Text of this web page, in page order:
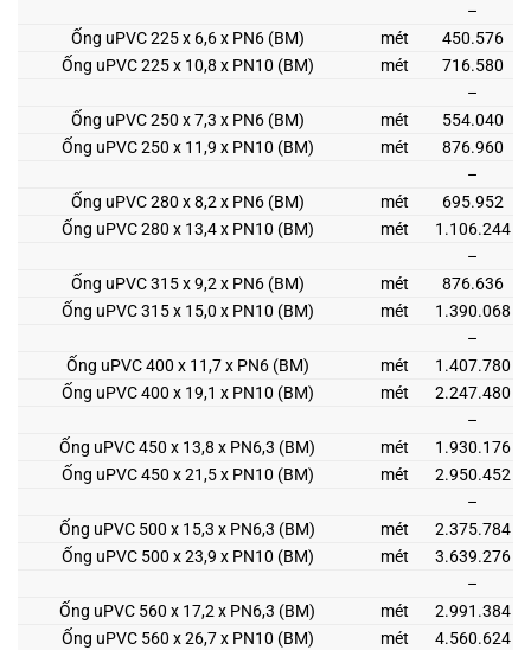
–
Ống uPVC 225 x 6,6 x PN6 (BM)
mét
450.576
Ống uPVC 225 x 10,8 x PN10 (BM)
mét
716.580
–
Ống uPVC 250 x 7,3 x PN6 (BM)
mét
554.040
Ống uPVC 250 x 11,9 x PN10 (BM)
mét
876.960
–
Ống uPVC 280 x 8,2 x PN6 (BM)
mét
695.952
Ống uPVC 280 x 13,4 x PN10 (BM)
mét
1.106.244
–
Ống uPVC 315 x 9,2 x PN6 (BM)
mét
876.636
Ống uPVC 315 x 15,0 x PN10 (BM)
mét
1.390.068
–
Ống uPVC 400 x 11,7 x PN6 (BM)
mét
1.407.780
Ống uPVC 400 x 19,1 x PN10 (BM)
mét
2.247.480
–
Ống uPVC 450 x 13,8 x PN6,3 (BM)
mét
1.930.176
Ống uPVC 450 x 21,5 x PN10 (BM)
mét
2.950.452
–
Ống uPVC 500 x 15,3 x PN6,3 (BM)
mét
2.375.784
Ống uPVC 500 x 23,9 x PN10 (BM)
mét
3.639.276
–
Ống uPVC 560 x 17,2 x PN6,3 (BM)
mét
2.991.384
Ống uPVC 560 x 26,7 x PN10 (BM)
mét
4.560.624